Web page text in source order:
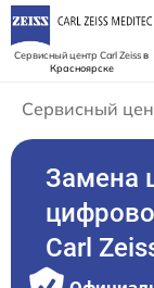
Сервисный центр Carl Zeissв
Красноярске
Сервисный
Замена
Carl